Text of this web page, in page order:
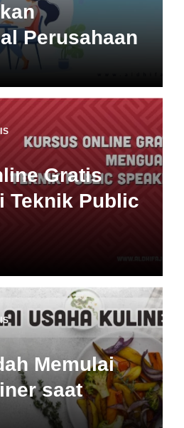
Perusahaan
Gratis
Teknik Public
Memulai
saat